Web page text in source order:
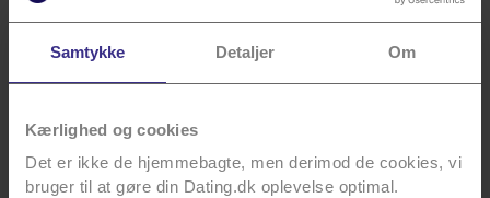
Samtykke Detaljer Om
Kærlighed og cookies
Det er ikke de hjemmebagte, men derimod de cookies, vi
bruger til at gøre din Dating.dk oplevelse optimal.
Vi har
nogle af
Danmarks
dygtigste.
Artikler
mange
artikler.
Læs mere
Anbefalinger
Find dit
Læs mere